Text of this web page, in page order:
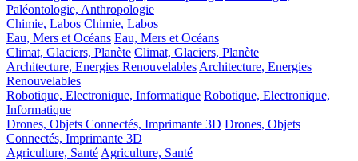
Paléontologie, Anthropologie
Chimie, Labos Chimie, Labos
Eau, Mers et Océans Eau, Mers et Océans
Climat, Glaciers, Planète Climat, Glaciers, Planète
Architecture, Energies RenouvelablesArchitecture, Energies
Renouvelables
Robotique, Electronique, Informatique Robotique, Electronique,
Informatique
Drones, Objets Connectés, Imprimante 3D Drones, Objets
Connectés, Imprimante 3D
Agriculture, SantéAgriculture, Santé